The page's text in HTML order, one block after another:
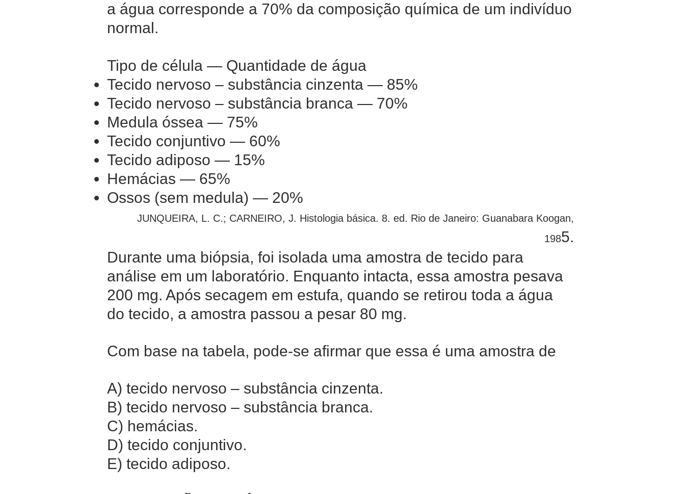
a água corresponde a 70% da composição química de um indivíduo
normal.
Tipo de célula — Quantidade de água
Tecido nervoso – substância cinzenta — 85%
Tecido nervoso – substância branca — 70%
Medula óssea — 75%
Tecido conjuntivo — 60%
Tecido adiposo — 15%
Hemácias — 65%
Ossos (sem medula) — 20%
JUNQUEIRA, L. C.; CARNEIRO, J. Histologia básica. 8. ed. Rio de Janeiro: Guanabara Koogan,
1985.
Durante uma biópsia, foi isolada uma amostra de tecido para
análise em um laboratório. Enquanto intacta, essa amostra pesava
200 mg. Após secagem em estufa, quando se retirou toda a água
do tecido, a amostra passou a pesar 80 mg.
Com base na tabela, pode-se afirmar que essa é uma amostra de
A) tecido nervoso – substância cinzenta.
B) tecido nervoso – substância branca.
C) hemácias.
D) tecido conjuntivo.
E) tecido adiposo.